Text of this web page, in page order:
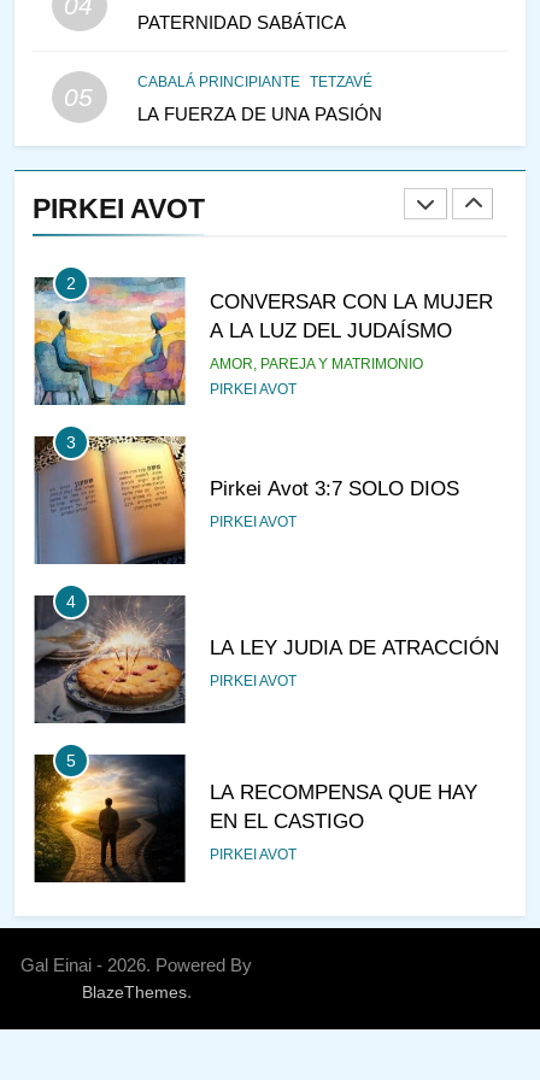
04
PATERNIDAD SABÁTICA
05
CABALÁ PRINCIPIANTE TETZAVÉ
LA FUERZA DE UNA PASIÓN
PIRKEI AVOT
IEHOSHÚA? Y LA QUEJA DE
1
RAZI ¿QUIÉN ES SABIO?
2
CONVERSAR CON LA MUJER
A LA LUZ DEL JUDAÍSMO
AMOR, PAREJA Y MATRIMONIO
PIRKEI AVOT
3
Pirkei Avot 3:7 SOLO DIOS
PIRKEI AVOT
4
LA LEY JUDIA DE ATRACCIÓN
PIRKEI AVOT
5
LA RECOMPENSA QUE HAY
EN EL CASTIGO
PIRKEI AVOT
6
¿DE DÓNDE VIENES?
Gal Einai - 2026. Powered By
BlazeThemes.